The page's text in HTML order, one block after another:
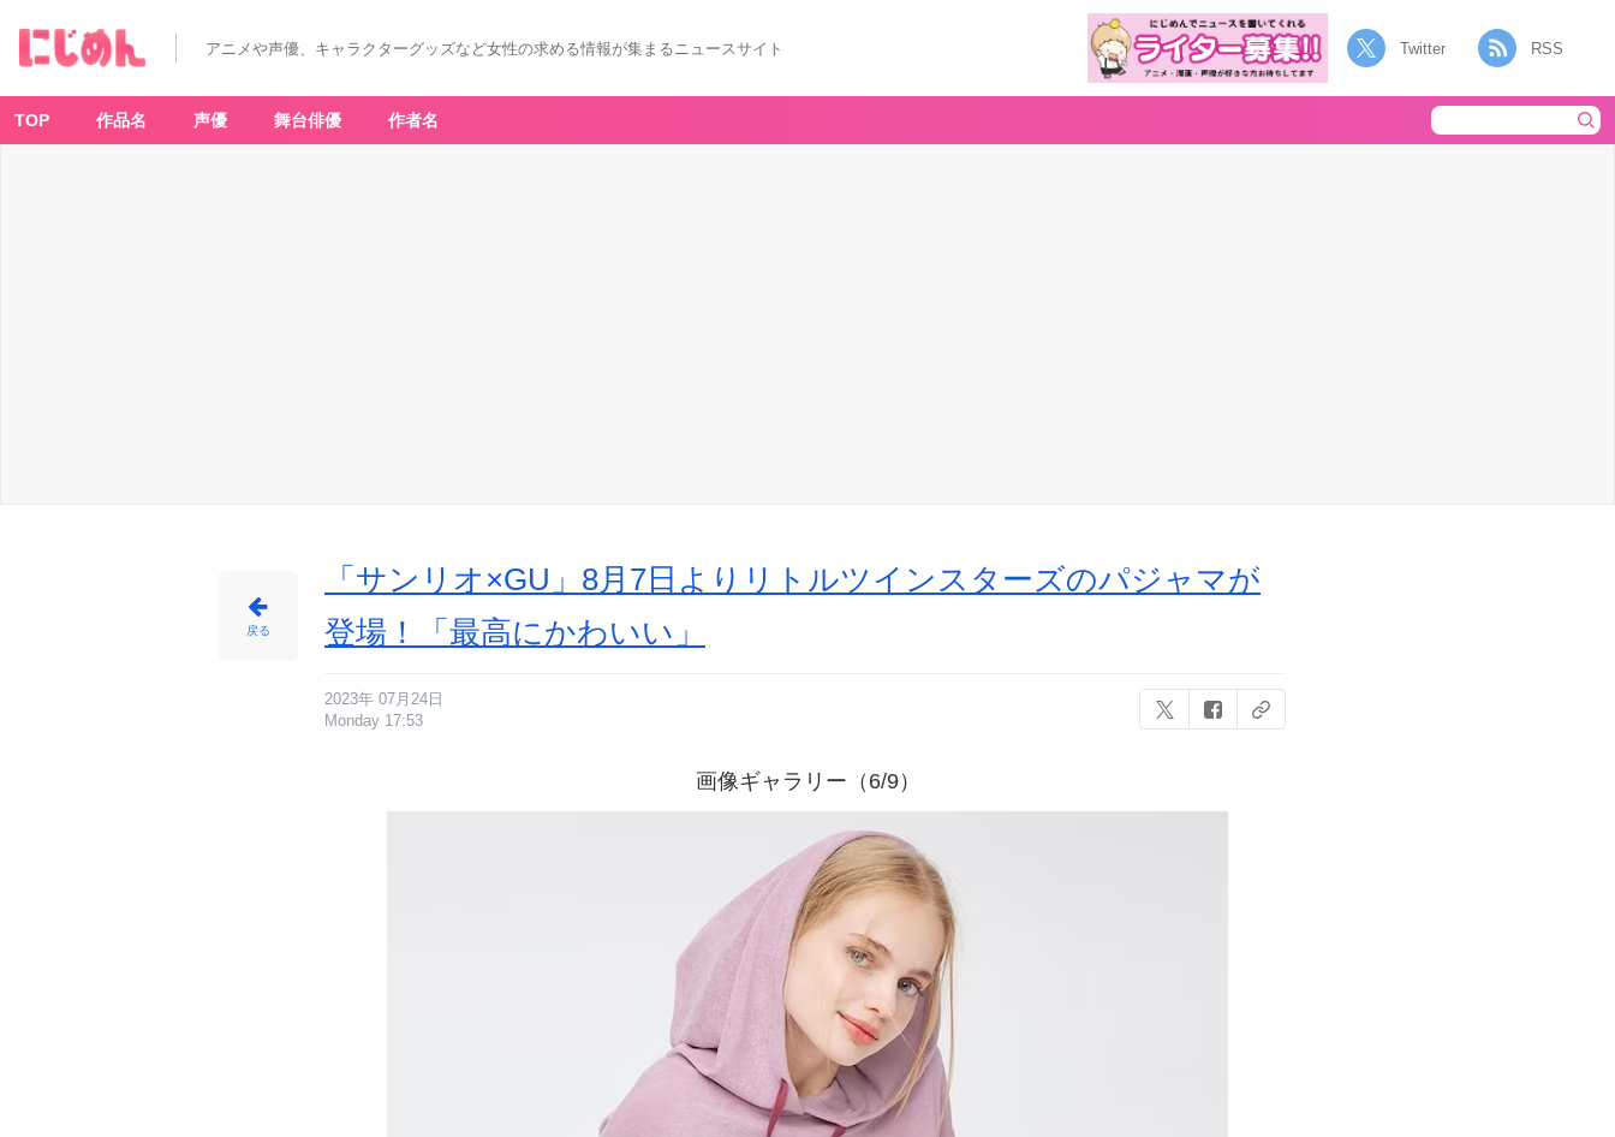
U」
イ
ル
パ
アニメや声優、キャラクターグッズなど女性の求める情報が集まるニュースサイト Twitter RSS
TOP 作品名 声優 舞台俳優 作者名
戻る
「サンリオ×GU」8月7日よりリトルツインスターズのパジャマが
登場！「最高にかわいい」
2023年 07月24日
Monday 17:53
画像ギャラリー（6/9）